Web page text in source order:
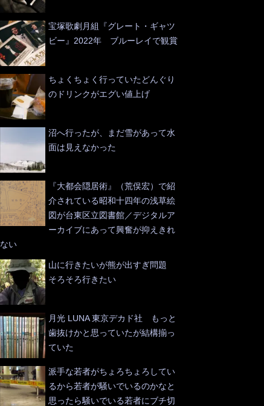
宝塚歌劇月組『グレート・ギャツ
ビー』2022年 ブルーレイで観賞
ちょくちょく行っていたどんぐり
のドリンクがエグい値上げ
沼へ行ったが、まだ雪があって水
面は見えなかった
『大都会隠居術』（荒俣宏）で紹
介されている昭和十四年の浅草絵
図が台東区立図書館／デジタルア
ーカイブにあって興奮が抑えきれ
ない
山に行きたいが熊が出すぎ問題
そろそろ行きたい
月光 LUNA 東京デカド社 もっと
歯抜けかと思っていたが結構揃っ
ていた
派手な若者がちょろちょろしてい
るから若者が騒いでいるのかなと
思ったら騒いでいる若者にブチ切